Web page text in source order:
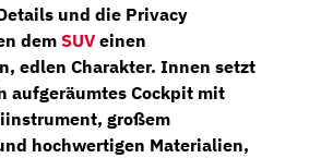
und die Privacy
dem SUV einen
edlen Charakter. Innen setzt
aufgeräumtes Cockpit mit
großem
hochwertigen Materialien,